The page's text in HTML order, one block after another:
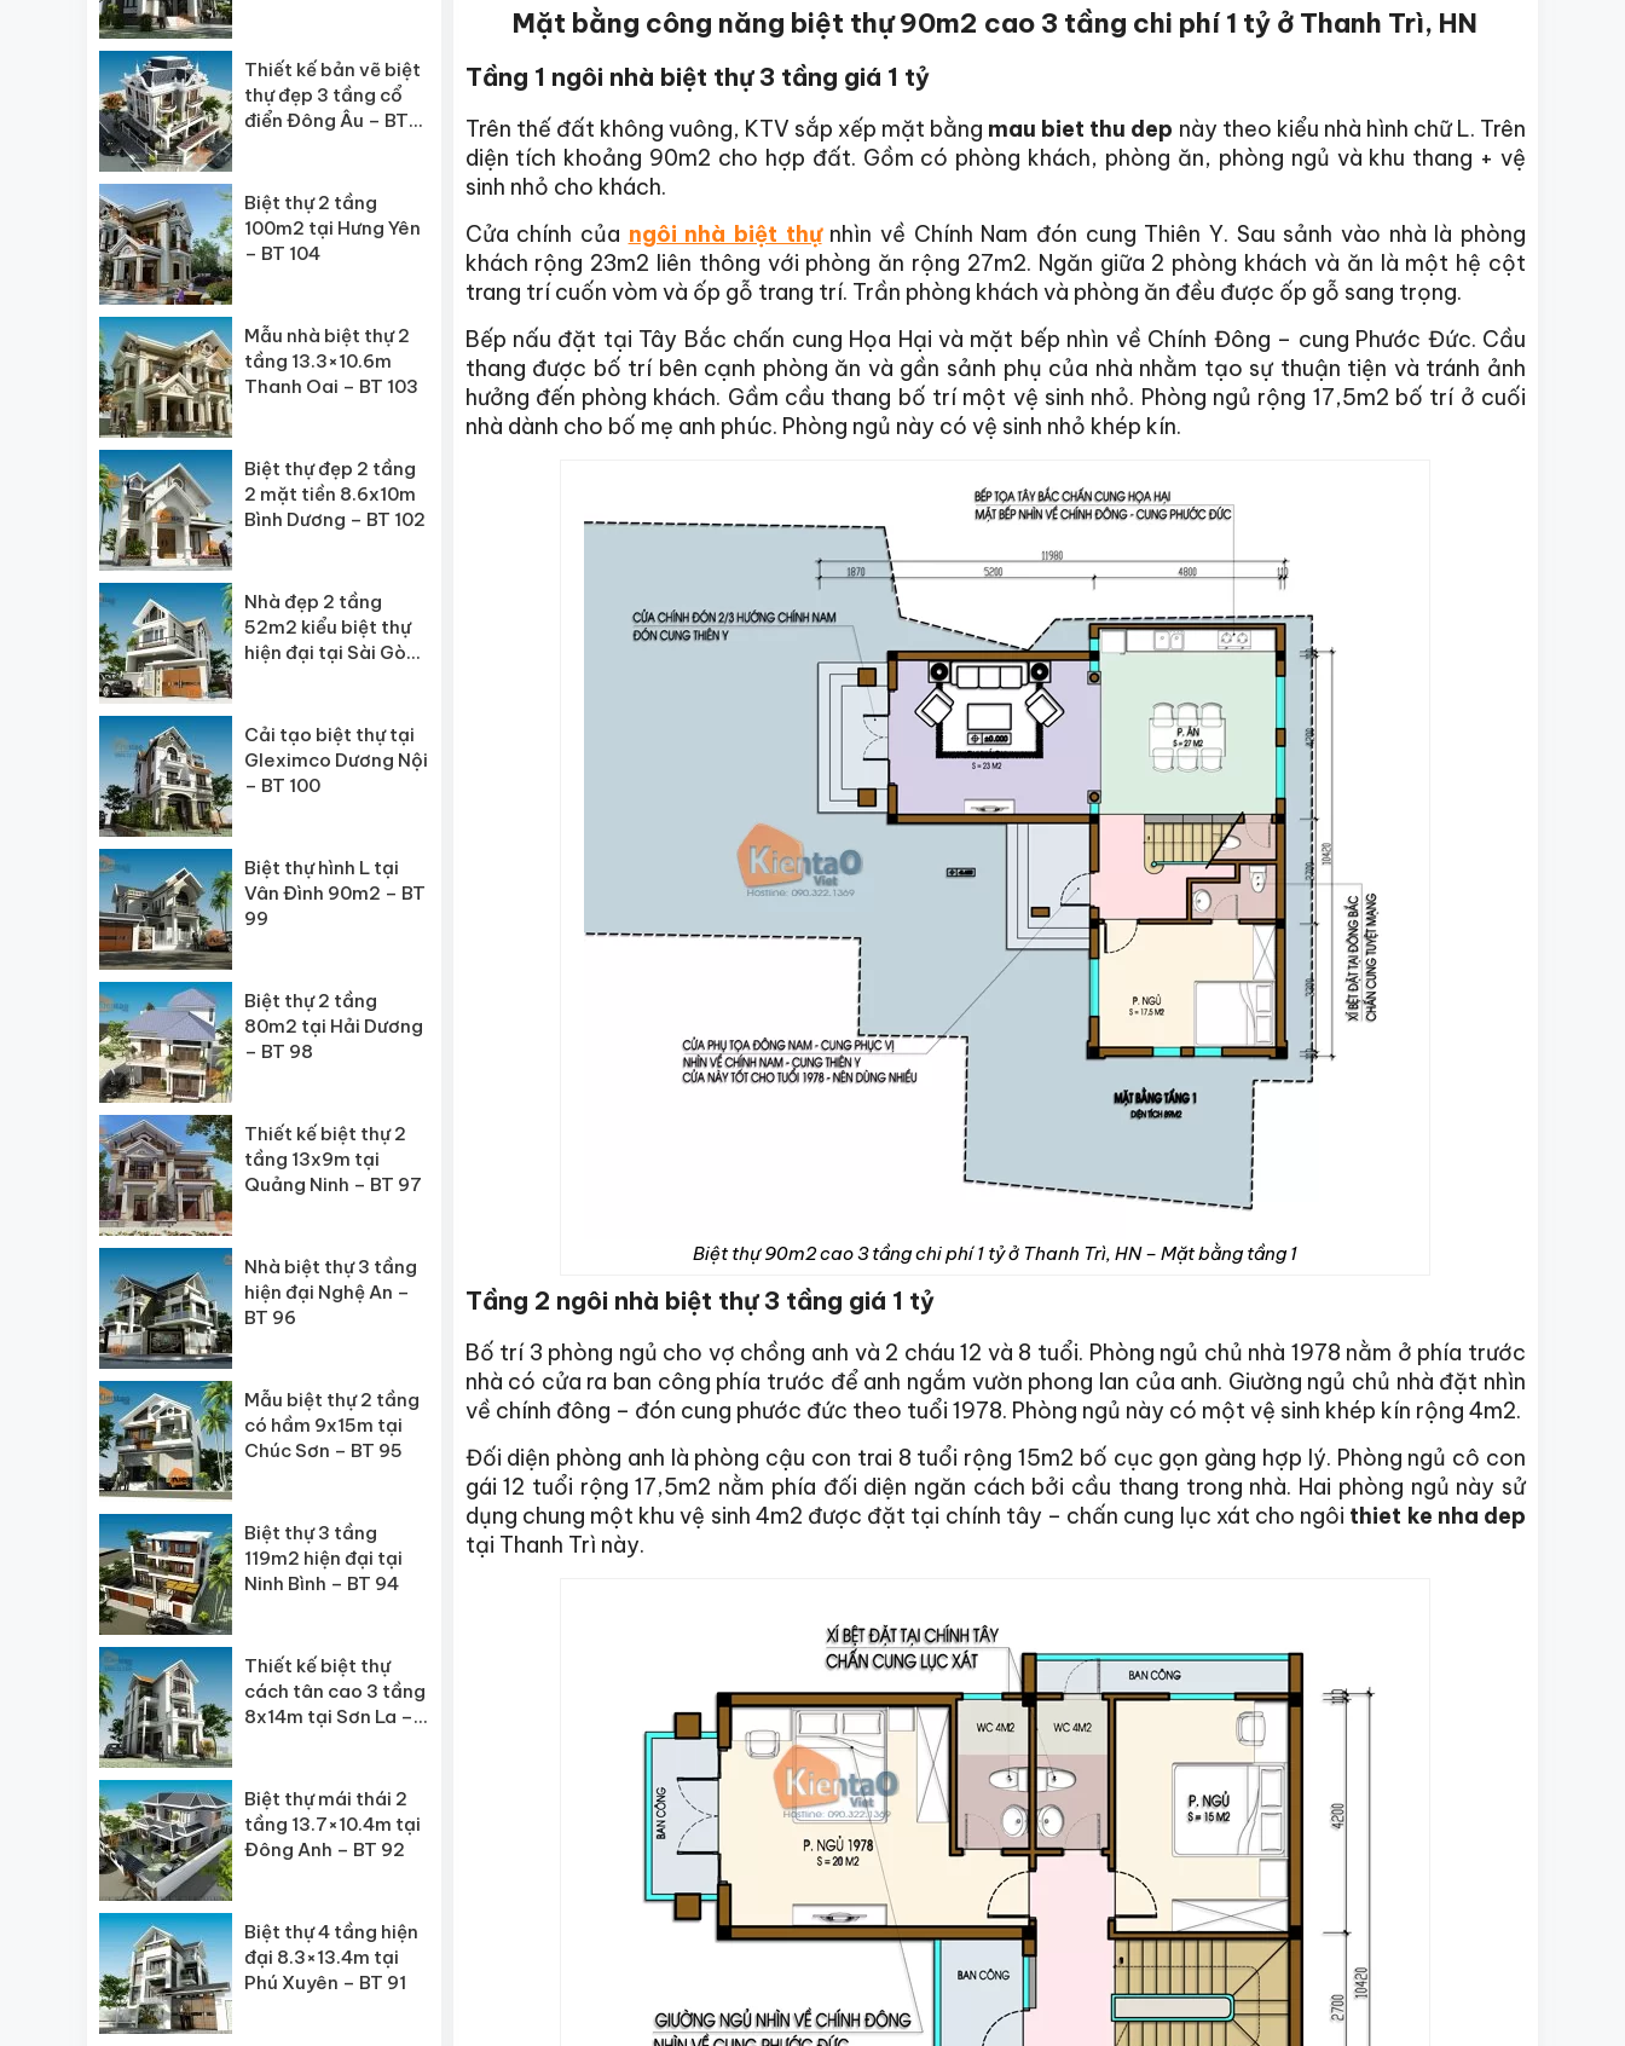
Mặt bằng công năng biệt thự 90m2 cao 3 tầng chi phí 1 tỷ ở Thanh Trì, HN
Tầng 1 ngôi nhà biệt thự 3 tầng giá 1 tỷ
Trên thế đất không vuông, KTV sắp xếp mặt bằng mau biet thu dep này theo kiểu nhà hình chữ L. Trên
diện tích khoảng 90m2 cho hợp đất. Gồm có phòng khách, phòng ăn, phòng ngủ và khu thang + vệ
sinh nhỏ cho khách.
Cửa chính của ngôi nhà biệt thựnhìn về Chính Nam đón cung Thiên Y. Sau sảnh vào nhà là phòng
khách rộng 23m2 liên thông với phòng ăn rộng 27m2. Ngăn giữa 2 phòng khách và ăn là một hệ cột
trang trí cuốn vòm và ốp gỗ trang trí. Trần phòng khách và phòng ăn đều được ốp gỗ sang trọng.
Bếp nấu đặt tại Tây Bắc chấn cung Họa Hại và mặt bếp nhìn về Chính Đông – cung Phước Đức. Cầu
thang được bố trí bên cạnh phòng ăn và gần sảnh phụ của nhà nhằm tạo sự thuận tiện và tránh ảnh
hưởng đến phòng khách. Gầm cầu thang bố trí một vệ sinh nhỏ. Phòng ngủ rộng 17,5m2 bố trí ở cuối
nhà dành cho bố mẹ anh phúc. Phòng ngủ này có vệ sinh nhỏ khép kín.
Biệt thự 90m2 cao 3 tầng chi phí 1 tỷ ở Thanh Trì, HN – Mặt bằng tầng 1
Tầng 2 ngôi nhà biệt thự 3 tầng giá 1 tỷ
Bố trí 3 phòng ngủ cho vợ chồng anh và 2 cháu 12 và 8 tuổi. Phòng ngủ chủ nhà 1978 nằm ở phía trước
nhà có cửa ra ban công phía trước để anh ngắm vườn phong lan của anh. Giường ngủ chủ nhà đặt nhìn
về chính đông – đón cung phước đức theo tuổi 1978. Phòng ngủ này có một vệ sinh khép kín rộng 4m2.
Đối diện phòng anh là phòng cậu con trai 8 tuổi rộng 15m2 bố cục gọn gàng hợp lý. Phòng ngủ cô con
gái 12 tuổi rộng 17,5m2 nằm phía đối diện ngăn cách bởi cầu thang trong nhà. Hai phòng ngủ này sử
dụng chung một khu vệ sinh 4m2 được đặt tại chính tây – chấn cung lục xát cho ngôi thiet ke nha dep
tại Thanh Trì này.
Thiết kế bản vẽ biệt
thự đẹp 3 tầng cổ
điển Đông Âu – BT
Biệt thự 2 tầng
100m2 tại Hưng Yên
– BT 104
Mẫu nhà biệt thự 2
tầng 13.3×10.6m
Thanh Oai – BT 103
Biệt thự đẹp 2 tầng
2 mặt tiền 8.6x10m
Bình Dương – BT 102
Nhà đẹp 2 tầng
52m2 kiểu biệt thự
hiện đại tại Sài Gòn
Cải tạo biệt thự tại
Gleximco Dương Nội
– BT 100
Biệt thự hình L tại
Vân Đình 90m2 – BT
99
Biệt thự 2 tầng
80m2 tại Hải Dương
– BT 98
Thiết kế biệt thự 2
tầng 13x9m tại
Quảng Ninh – BT 97
Nhà biệt thự 3 tầng
hiện đại Nghệ An –
BT 96
Mẫu biệt thự 2 tầng
có hầm 9x15m tại
Chúc Sơn – BT 95
Biệt thự 3 tầng
119m2 hiện đại tại
Ninh Bình – BT 94
Thiết kế biệt thự
cách tân cao 3 tầng
8x14m tại Sơn La –
Biệt thự mái thái 2
tầng 13.7×10.4m tại
Đông Anh – BT 92
Biệt thự 4 tầng hiện
đại 8.3×13.4m tại
Phú Xuyên – BT 91